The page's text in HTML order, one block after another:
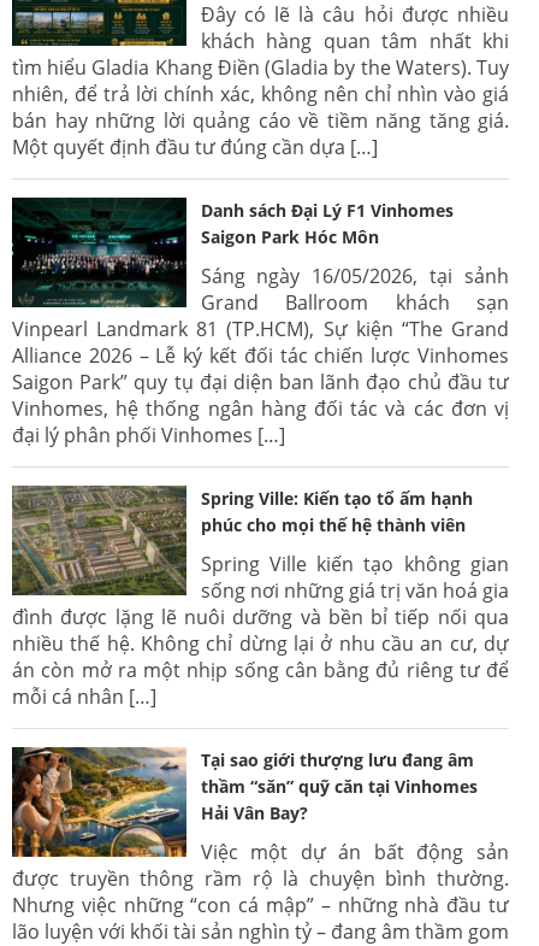
Đây có lẽ là câu hỏi được nhiều
khách hàng quan tâm nhất khi
tìm hiểu Gladia Khang Điền (Gladia by the Waters). Tuy
nhiên, để trả lời chính xác, không nên chỉ nhìn vào giá
bán hay những lời quảng cáo về tiềm năng tăng giá.
Một quyết định đầu tư đúng cần dựa […]
Danh sách Đại Lý F1 Vinhomes
Saigon Park Hóc Môn
Sáng ngày 16/05/2026, tại sảnh
Grand Ballroom khách sạn
Vinpearl Landmark 81 (TP.HCM), Sự kiện “The Grand
Alliance 2026 – Lễ ký kết đối tác chiến lược Vinhomes
Saigon Park” quy tụ đại diện ban lãnh đạo chủ đầu tư
Vinhomes, hệ thống ngân hàng đối tác và các đơn vị
đại lý phân phối Vinhomes […]
Spring Ville: Kiến tạo tổ ấm hạnh
phúc cho mọi thế hệ thành viên
Spring Ville kiến tạo không gian
sống nơi những giá trị văn hoá gia
đình được lặng lẽ nuôi dưỡng và bền bỉ tiếp nối qua
nhiều thế hệ. Không chỉ dừng lại ở nhu cầu an cư, dự
án còn mở ra một nhịp sống cân bằng đủ riêng tư để
mỗi cá nhân […]
Tại sao giới thượng lưu đang âm
thầm “săn” quỹ căn tại Vinhomes
Hải Vân Bay?
Việc một dự án bất động sản
được truyền thông rầm rộ là chuyện bình thường.
Nhưng việc những “con cá mập” – những nhà đầu tư
lão luyện với khối tài sản nghìn tỷ – đang âm thầm gom